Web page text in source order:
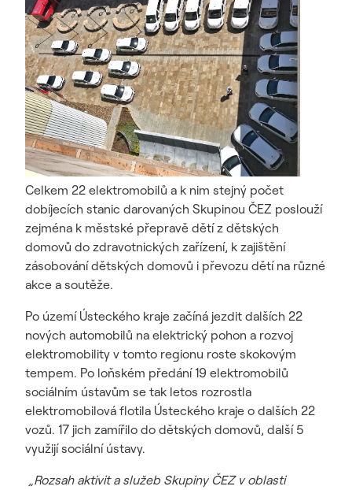
Celkem 22 elektromobilů a k nim stejný počet
dobíjecích stanic darovaných Skupinou ČEZ poslouží
zejména k městské přepravě dětí z dětských
domovů do zdravotnických zařízení, k zajištění
zásobování dětských domovů i převozu dětí na různé
akce a soutěže.
Po území Ústeckého kraje začíná jezdit dalších 22
nových automobilů na elektrický pohon a rozvoj
elektromobility v tomto regionu roste skokovým
tempem. Po loňském předání 19 elektromobilů
sociálním ústavům se tak letos rozrostla
elektromobilová flotila Ústeckého kraje o dalších 22
vozů. 17 jich zamířilo do dětských domovů, další 5
využijí sociální ústavy.
„Rozsah aktivit a služeb Skupiny ČEZ v oblasti